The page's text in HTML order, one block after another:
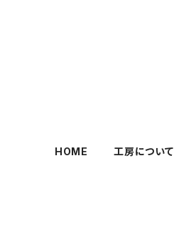
HOME 工房について